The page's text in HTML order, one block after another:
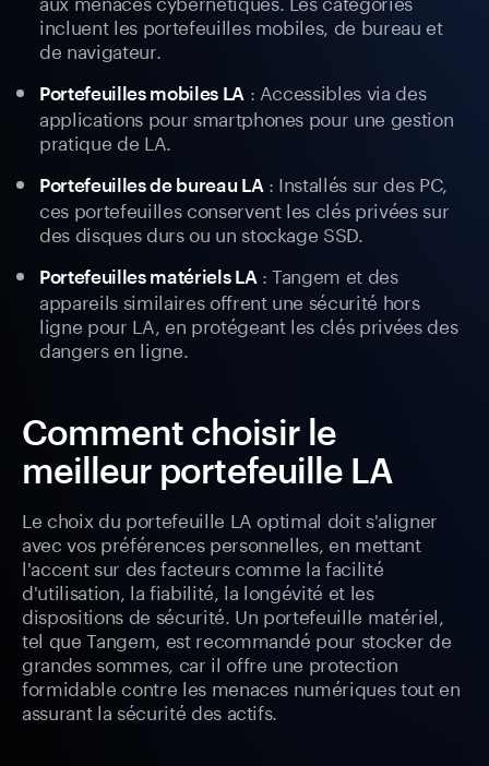
incluent les portefeuilles mobiles, de bureau et
de navigateur.
Portefeuilles mobiles LA : Accessibles via des
applications pour smartphones pour une gestion
pratique de LA.
Portefeuilles de bureau LA : Installés sur des PC,
ces portefeuilles conservent les clés privées sur
des disques durs ou un stockage SSD.
Portefeuilles matériels LA : Tangem et des
appareils similaires offrent une sécurité hors
ligne pour LA, en protégeant les clés privées des
dangers en ligne.
Comment choisir le
meilleur portefeuille LA
Le choix du portefeuille LA optimal doit s'aligner
avec vos préférences personnelles, en mettant
l'accent sur des facteurs comme la facilité
d'utilisation, la fiabilité, la longévité et les
dispositions de sécurité. Un portefeuille matériel,
tel que Tangem, est recommandé pour stocker de
grandes sommes, car il offre une protection
formidable contre les menaces numériques tout en
assurant la sécurité des actifs.